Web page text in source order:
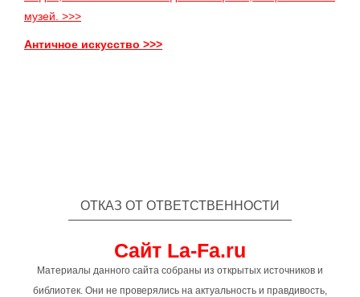
музей. >>>
Античное искусство >>>
ОТКАЗ ОТ ОТВЕТСТВЕННОСТИ
Сайт La-Fa.ru
Материалы данного сайта собраны из открытых источников и
библиотек. Они не проверялись на актуальность и правдивость,